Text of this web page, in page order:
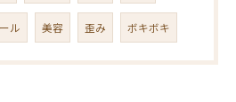
ル 美容 歪み ボキボキ